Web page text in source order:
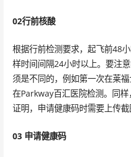
02行前核酸
根据行前检测要求，起飞前48
样时间间隔24小时以上。要注
须是不同的，例如第一次在莱
在Parkway百汇医院检测。同
证明，申请健康码时需要上传截
03 申请健康码